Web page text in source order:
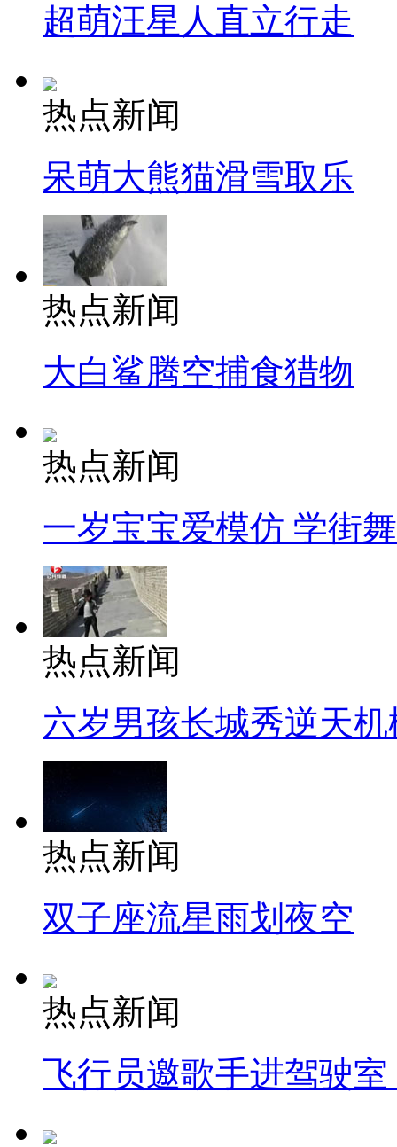
超萌汪星人直立行走
热点新闻
呆萌大熊猫滑雪取乐
热点新闻
大白鲨腾空捕食猎物
热点新闻
一岁宝宝爱模仿 学街
热点新闻
六岁男孩长城秀逆天机
热点新闻
双子座流星雨划夜空
热点新闻
飞行员邀歌手进驾驶